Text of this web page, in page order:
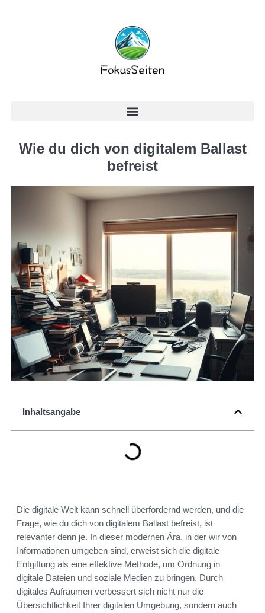
Wie du dich von digitalem Ballast
befreist
Inhaltsangabe
Die digitale Welt kann schnell überfordernd werden, und die
Frage, wie du dich von digitalem Ballast befreist, ist
relevanter denn je. In dieser modernen Ära, in der wir von
Informationen umgeben sind, erweist sich die digitale
Entgiftung als eine effektive Methode, um Ordnung in
digitale Dateien und soziale Medien zu bringen. Durch
digitales Aufräumen verbessert sich nicht nur die
Übersichtlichkeit Ihrer digitalen Umgebung, sondern auch